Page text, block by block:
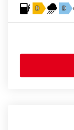
D D